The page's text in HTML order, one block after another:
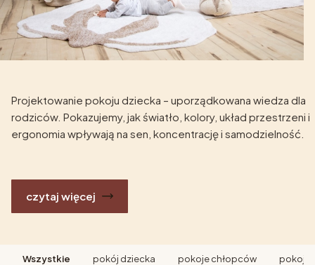
Projektowanie pokoju dziecka – uporządkowana wiedza dla
rodziców. Pokazujemy, jak światło, kolory, układ przestrzeni i
ergonomia wpływają na sen, koncentrację i samodzielność.
czytaj więcej
Wszystkie pokój dziecka pokoje chłopców pokoje